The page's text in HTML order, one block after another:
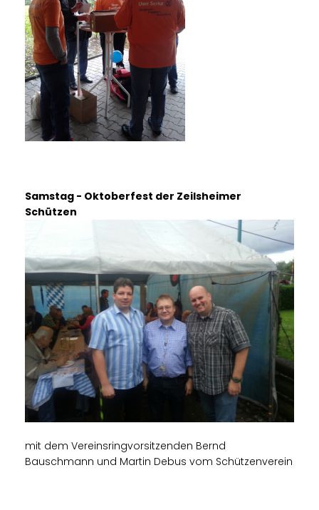
Samstag - Oktoberfest der Zeilsheimer
Schützen
mit dem Vereinsringvorsitzenden Bernd
Bauschmann und Martin Debus vom Schützenverein